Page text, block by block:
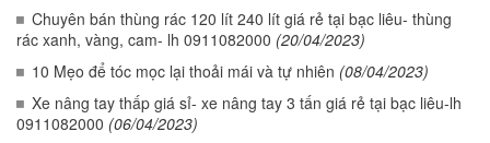
Chuyên bán thùng rác 120 lít 240 lít giá rẻ tại bạc liêu- thùng
rác xanh, vàng, cam- lh 0911082000 (20/04/2023)
10 Mẹo để tóc mọc lại thoải mái và tự nhiên (08/04/2023)
Xe nâng tay thấp giá sỉ- xe nâng tay 3 tấn giá rẻ tại bạc liêu-lh
0911082000 (06/04/2023)